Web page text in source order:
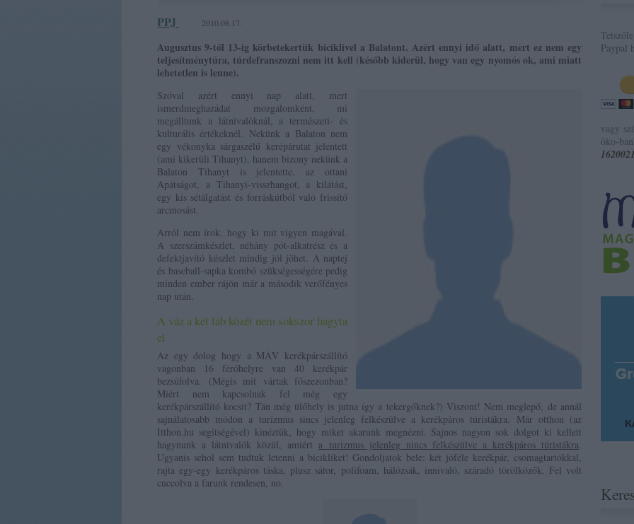
PPJ 2010.08.17.
Augusztus 9-től 13-ig körbetekertük biciklivel a Balatont. Azért ennyi idő alatt, mert ez nem egy
teljesítménytúra, túrdefranszozni nem itt kell (később kiderül, hogy van egy nyomós ok, ami miatt
lehetetlen is lenne).
Szóval azért ennyi nap alatt, mert
ismerdmeghazádat mozgalomként, mi
megálltunk a látnivalóknál, a természeti- és
kulturális értékeknél. Nekünk a Balaton nem
egy vékonyka sárgaszélű kerépárutat jelentett
(ami kikerüli Tihanyt), hanem bizony nekünk a
Balaton Tihanyt is jelentette, az ottani
Apátságot, a Tihanyi-visszhangot, a kilátást,
egy kis sétálgatást és forráskútból való frissítő
arcmosást.
Arról nem írok, hogy ki mit vigyen magával.
A szerszámkészlet, néhány pót-alkatrész és a
defektjavító készlet mindig jól jöhet. A naptej
és baseball-sapka kombó szükségességére pedig
minden ember rájön már a második verőfényes
nap után.
A váz a két láb közét nem sokszor hagyta
el
Az egy dolog hogy a MÁV kerékpárszállító
vagonban 16 férőhelyre van 40 kerékpár
bezsúfolva. (Mégis mit vártak főszezonban?
Miért nem kapcsolnak fel még egy
kerékpárszállító kocsit? Tán még ülőhely is jutna így a tekergőknek?) Viszont! Nem meglepő, de annál
sajnálatosabb módon a turizmus sincs jelenleg felkészülve a kerékpáros túristákra. Már otthon (az
Itthon.hu segítségével) kinéztük, hogy miket akarunk megnézni. Sajnos nagyon sok dolgot ki kellett
hagynunk a látnivalók közül, amiért a turizmus jelenleg nincs felkészülve a kerékpáros túristákra.
Ugyanis sehol sem tudtuk letenni a bicikliket! Gondoljatok bele: két jóféle kerékpár, csomagtartókkal,
rajta egy-egy kerékpáros táska, plusz sátor, polifoam, hálózsák, innivaló, száradó törölközők. Fel volt
cuccolva a farunk rendesen, no.
Paypal
vagy
öko-